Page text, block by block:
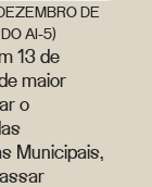
DE
AI-5)
13 de
maior
o
Municipais,